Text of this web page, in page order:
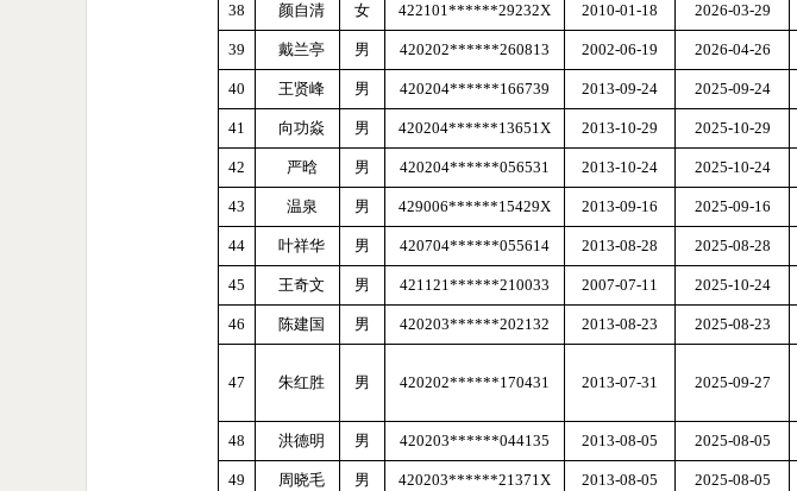
38 颜自清 女 422101******29232X 2010-01-18 2026-03-29
39 戴兰亭 男 420202******260813 2002-06-19 2026-04-26
40 王贤峰 男 420204******166739 2013-09-24 2025-09-24
41 向功焱 男 420204******13651X 2013-10-29 2025-10-29
42 严晗 男 420204******056531 2013-10-24 2025-10-24
43 温泉 男 429006******15429X 2013-09-16 2025-09-16
44 叶祥华 男 420704******055614 2013-08-28 2025-08-28
45 王奇文 男 421121******210033 2007-07-11 2025-10-24
46 陈建国 男 420203******202132 2013-08-23 2025-08-23
47 朱红胜 男 420202******170431 2013-07-31 2025-09-27
48 洪德明 男 420203******044135 2013-08-05 2025-08-05
49 周晓毛 男 420203******21371X 2013-08-05 2025-08-05